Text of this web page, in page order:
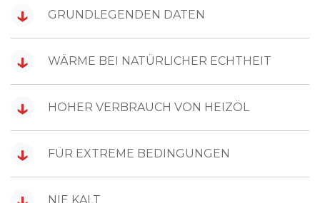
↓ GRUNDLEGENDEN DATEN
↓ WÄRME BEI NATÜRLICHER ECHTHEIT
↓ HOHER VERBRAUCH VON HEIZÖL
↓ FÜR EXTREME BEDINGUNGEN
NIE KALT